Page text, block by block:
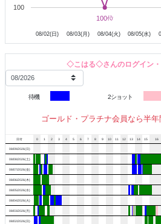
ーーーーーーーーーーーー
よく笑って、よく
たまに話が迷子になる普通
でも、
さっきまで笑っていたの
声も表情も、どんどん素直
言葉より先に ’吐息’
平気そうにしてい
余裕をなく
恥ずかしそうに視線を
気持ちよさには
100
100位
100位
08/02(日) 08/03(月) 08/04(火) 08/05(水)
◇こはる◇さんのログイン
待機 2ショット
ゴールド・プラチナ会員なら半
日付 0 1 2 3 4 5 6 7 8 9 10 11 12 13 14 15 16
08/09/2026(日)
08/08/2026(土)
08/07/2026(金)
08/06/2026(木)
08/05/2026(水)
08/04/2026(火)
08/03/2026(月)
08/02/2026(日)